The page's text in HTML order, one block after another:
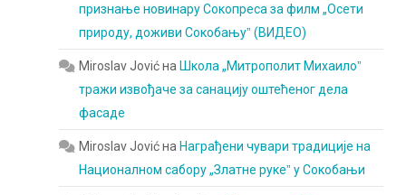
признање новинару Сокопреса за филм „Осети
природу, доживи Сокобањуˮ (ВИДЕО)
Miroslav Jovićна Школа „Митрополит Михаилоˮ
тражи извођаче за санацију оштећеног дела
фасаде
Miroslav Jovićна Награђени чувари традиције на
Националном сабору „Златне рукеˮ у Сокобањи